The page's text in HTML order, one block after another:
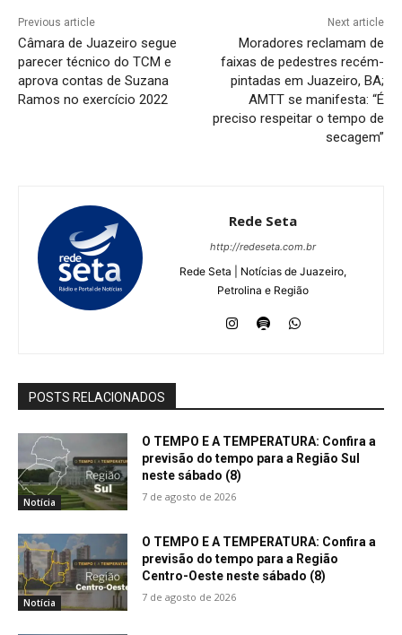
Previous article
Câmara de Juazeiro segue
parecer técnico do TCM e
aprova contas de Suzana
Ramos no exercício 2022
Next article
Moradores reclamam de
faixas de pedestres recém-
pintadas em Juazeiro, BA;
AMTT se manifesta: “É
preciso respeitar o tempo de
secagem”
Rede Seta
http://redeseta.com.br
Rede Seta | Notícias de Juazeiro,
Petrolina e Região
POSTS RELACIONADOS
Notícia
O TEMPO E A TEMPERATURA: Confira a
previsão do tempo para a Região Sul
neste sábado (8)
7 de agosto de 2026
Notícia
O TEMPO E A TEMPERATURA: Confira a
previsão do tempo para a Região
Centro-Oeste neste sábado (8)
7 de agosto de 2026